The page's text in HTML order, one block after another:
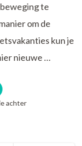
te
om de
kun je
nieuwe …
achterop